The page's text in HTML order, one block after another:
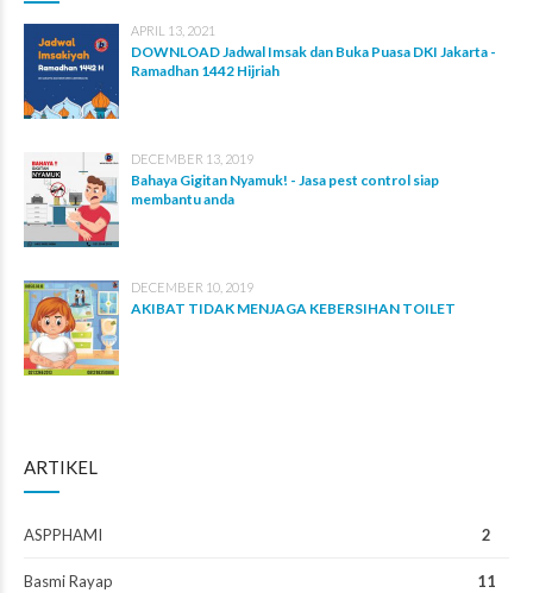
APRIL 13, 2021
DOWNLOAD Jadwal Imsak dan Buka Puasa DKI Jakarta -
Ramadhan 1442 Hijriah
DECEMBER 13, 2019
Bahaya Gigitan Nyamuk! - Jasa pest control siap
membantu anda
DECEMBER 10, 2019
AKIBAT TIDAK MENJAGA KEBERSIHAN TOILET
ARTIKEL
ASPPHAMI 2
Basmi Rayap 11